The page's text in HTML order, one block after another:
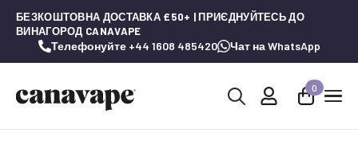
БЕЗКОШТОВНА ДОСТАВКА £50+ | ПРИЄДНУЙТЕСЬ ДО
ВИНАГОРОД CANAVAPE
Телефонуйте +44 1608 485420 Чат на WhatsApp
0